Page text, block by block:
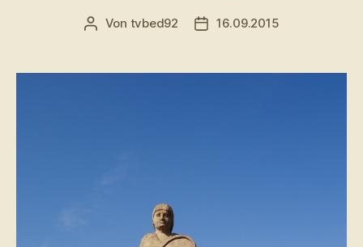
Beitragsautor
Von tvbed92 Veröffentlichungsdatum
16.09.2015